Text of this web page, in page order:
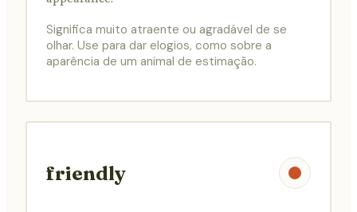
Significa muito atraente ou agradável de se
olhar. Use para dar elogios, como sobre a
aparência de um animal de estimação.
friendly